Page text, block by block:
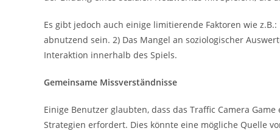
Es gibt jedoch auch einige limitierende Faktoren wie
abnutzend sein. 2) Das Mangel an soziologischer
Interaktion innerhalb des Spiels.
Gemeinsame Missverständnisse
Einige Benutzer glaubten, dass das Traffic Camera
Strategien erfordert. Dies könnte eine mögliche Quelle